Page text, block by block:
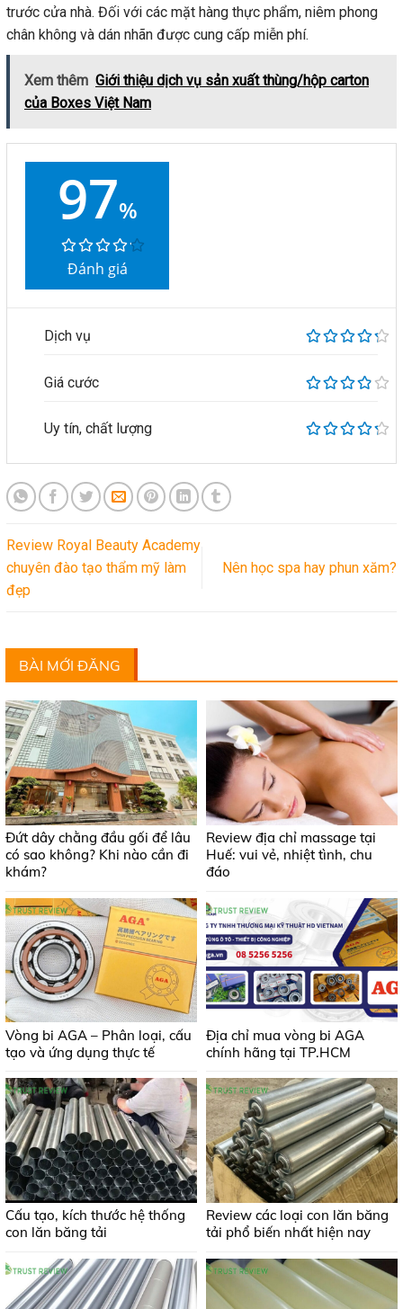
trước cửa nhà. Đối với các mặt hàng thực phẩm, niêm phong
chân không và dán nhãn được cung cấp miễn phí.
Xem thêm Giới thiệu dịch vụ sản xuất thùng/hộp carton
của Boxes Việt Nam
97%
Đánh giá
Dịch vụ
Giá cước
Uy tín, chất lượng
Review Royal Beauty Academy
chuyên đào tạo thẩm mỹ làm
đẹp
Nên học spa hay phun xăm?
BÀI MỚI ĐĂNG
Đứt dây chằng đầu gối để lâu
có sao không? Khi nào cần đi
khám?
Review địa chỉ massage tại
Huế: vui vẻ, nhiệt tình, chu
đáo
Vòng bi AGA – Phân loại, cấu
tạo và ứng dụng thực tế
Địa chỉ mua vòng bi AGA
chính hãng tại TP.HCM
Cấu tạo, kích thước hệ thống
con lăn băng tải
Review các loại con lăn băng
tải phổ biến nhất hiện nay